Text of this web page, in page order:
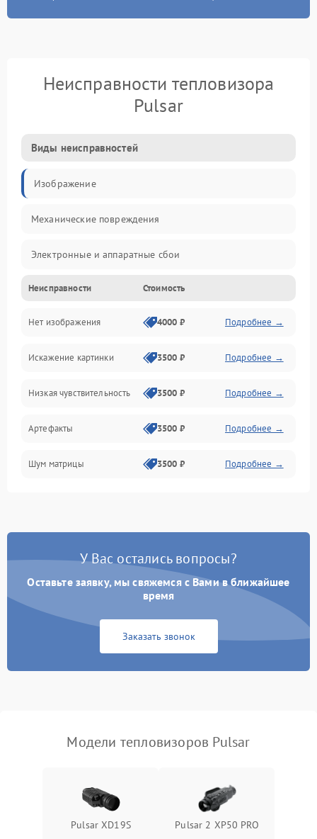
Неисправности тепловизора
Pulsar
Виды неисправностей
Изображение
Механические повреждения
Электронные и аппаратные сбои
Неисправности сенсора и оптики
Программные ошибки
Электропитание
Измерения
Матрица
Проблемы питания
Проблемы с объективом
Неисправности Стоимость
Нет изображения 4000 ₽ Подробнее →
Искажение картинки 3500 ₽ Подробнее →
Низкая чувствительность 3500 ₽ Подробнее →
Артефакты 3500 ₽ Подробнее →
Шум матрицы 3500 ₽ Подробнее →
У Вас остались вопросы?
Оставьте заявку, мы свяжемся с Вами в ближайшее
время
Заказать звонок
Модели тепловизоров Pulsar
Pulsar XD19S Pulsar 2 XP50 PRO